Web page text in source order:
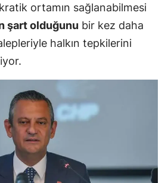
ortamın sağlanabilmesi
şart olduğunu bir kez daha
halkın tepkilerini